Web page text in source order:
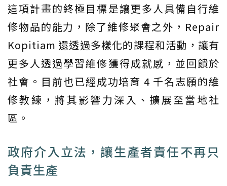
這項計畫的終極目標是讓更多人具備自行維
修物品的能力，除了維修聚會之外，Repair
Kopitiam 還透過多樣化的課程和活動，讓有
更多人透過學習維修獲得成就感，並回饋於
社會。目前也已經成功培育 4 千名志願的維
修教練，將其影響力深入、擴展至當地社
區。
政府介入立法，讓生產者責任不再只
負責生產